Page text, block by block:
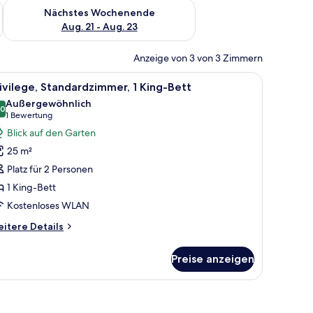
Aug. 14 - Aug. 16.
Nächstes Wochenende
Aug. 21 - Aug. 23
Überprüfe die Verfügbarkeit für nächstes Wochenende, Aug.
Anzeige von 3 von 3 Zimmern
kleinen Tisch mit einer Pflanze.
Sessel und einer Wand mit floralem Muster.Privilege, Standardzimmer, 1 King-Bett |
12 Standardzimmer, 1 King-Bett
von 10
Außergewöhnlich
1 Bewertung
(1
Bewertung)
Blick auf den Garten
25 m²
Platz für 2 Personen
1 King-Bett
Kostenloses WLAN
Details
Preise anzeigen